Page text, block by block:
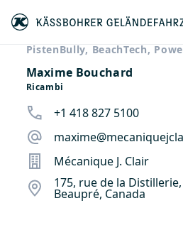
PistenBully, BeachTech,
Maxime Bouchard
Ricambi
+1 418 827 5100
Mécanique J. Clair
175, rue de la Distillerie,
Beaupré, Canada